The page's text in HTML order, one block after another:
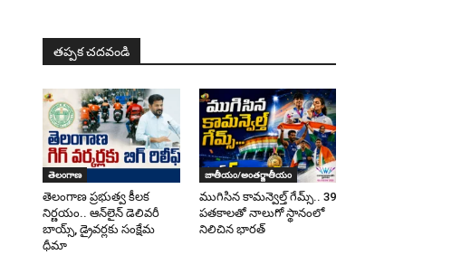
తప్పక చదవండి
తెలంగాణ
తెలంగాణ ప్రభుత్వ కీలక
నిర్ణయం.. ఆన్‌లైన్ డెలివరీ
బాయ్స్, డ్రైవర్లకు సంక్షేమ
ధీమా
జాతీయం/అంతర్జాతీయం
ముగిసిన కామన్వెల్త్ గేమ్స్‌.. 39
పతకాలతో నాలుగో స్థానంలో
నిలిచిన భారత్